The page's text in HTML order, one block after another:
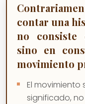
contar una
no consiste
sino en
movimiento
El movimiento
significado,